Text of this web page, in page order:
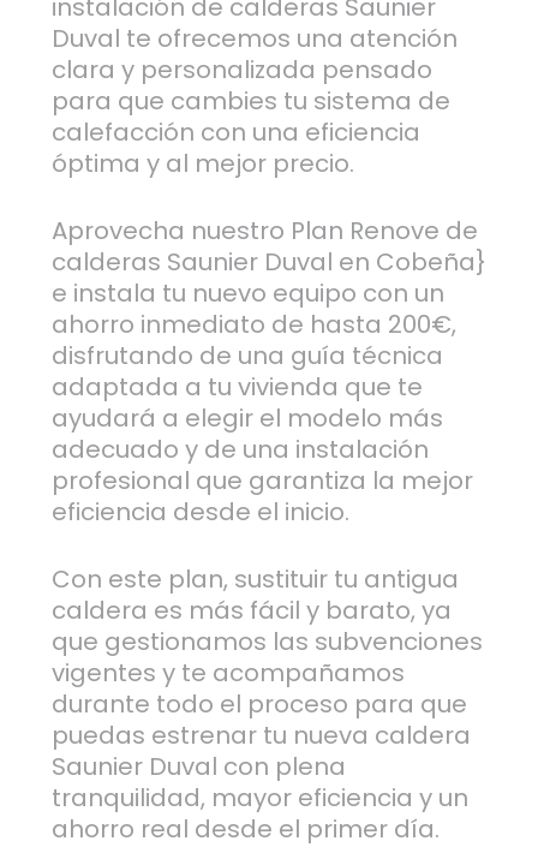
instalación de calderas Saunier
Duval te ofrecemos una atención
clara y personalizada pensado
para que cambies tu sistema de
calefacción con una eficiencia
óptima y al mejor precio.
Aprovecha nuestro Plan Renove de
calderas Saunier Duval en Cobeña}
e instala tu nuevo equipo con un
ahorro inmediato de hasta 200€,
disfrutando de una guía técnica
adaptada a tu vivienda que te
ayudará a elegir el modelo más
adecuado y de una instalación
profesional que garantiza la mejor
eficiencia desde el inicio.
Con este plan, sustituir tu antigua
caldera es más fácil y barato, ya
que gestionamos las subvenciones
vigentes y te acompañamos
durante todo el proceso para que
puedas estrenar tu nueva caldera
Saunier Duval con plena
tranquilidad, mayor eficiencia y un
ahorro real desde el primer día.